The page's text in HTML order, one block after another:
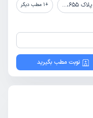
+
1 مطب دیگر
نوبت مطب بگیرید